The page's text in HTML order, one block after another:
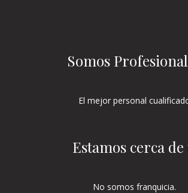
Somos
El mejor personal
Estamos cerca de
No somos franquicia.